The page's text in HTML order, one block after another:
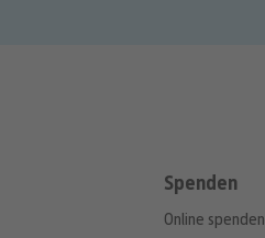
Spenden
Online spenden